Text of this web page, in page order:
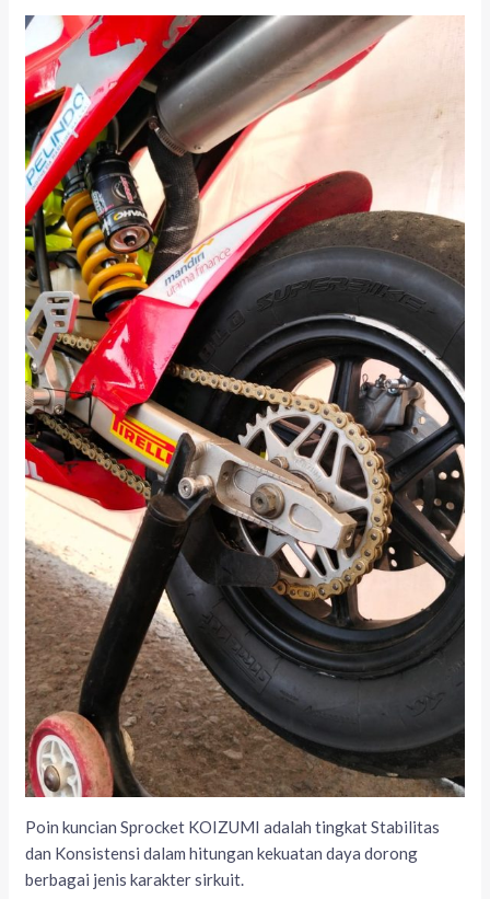
Poin kuncian Sprocket KOIZUMI adalah tingkat Stabilitas
dan Konsistensi dalam hitungan kekuatan daya dorong
berbagai jenis karakter sirkuit.